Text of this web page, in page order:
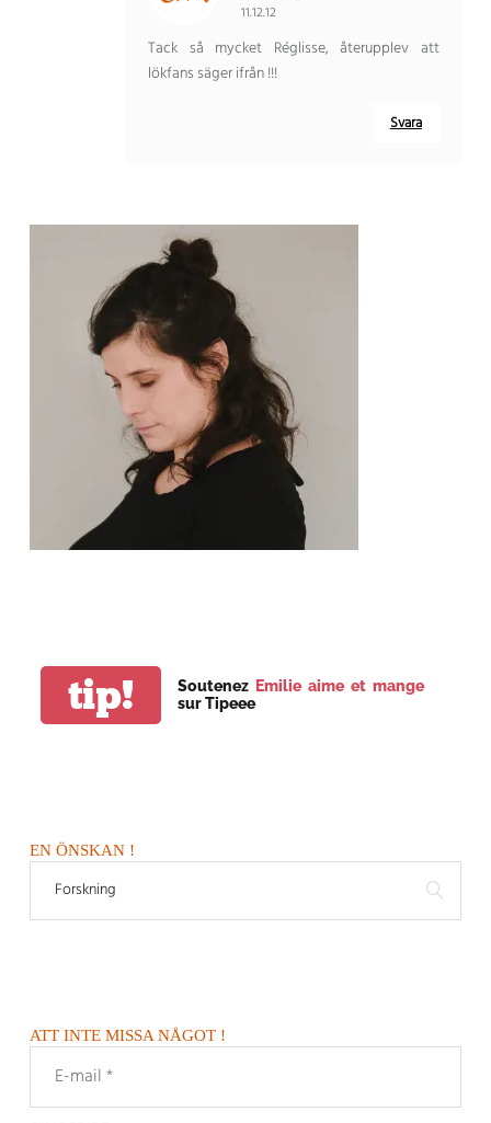
11.12.12
Tack så mycket Réglisse, återupplev att
lökfans säger ifrån !!!
Svara
tip! Soutenez Emilie aime et mange
sur Tipeee
EN ÖNSKAN !
ATT INTE MISSA NÅGOT !